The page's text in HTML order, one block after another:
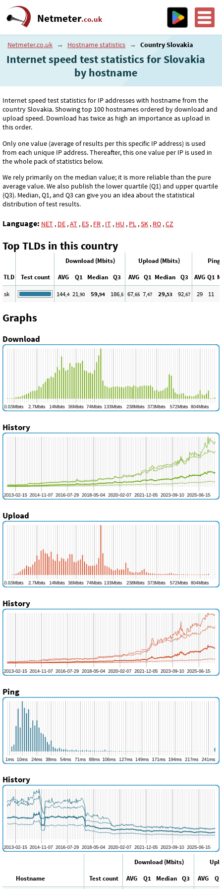
Netmeter.co.uk
Netmeter.co.uk → Hostname statistics → Country Slovakia
Internet speed test statistics for Slovakia
by hostname
Internet speed test statistics for IP addresses with hostname from the
country Slovakia. Showing top 100 hostnames ordered by download and
upload speed. Download has twice as high an importance as upload in
this order.
Only one value (average of results per this specific IP address) is used
from each unique IP address. Thereafter, this one value per IP is used in
the whole pack of statistics below.
We rely primarily on the median value; it is more reliable than the pure
average value. We also publish the lower quartile (Q1) and upper quartile
(Q3). Median, Q1, and Q3 can give you an idea about the statistical
distribution of test results.
Language: NET , DE ,AT , ES , FR , IT , HU , PL ,SK , RO ,CZ
Top TLDs in this country
Download (Mbits) Upload (Mbits)
Ping
TLD
Test count AVG Q1 Median Q3 AVG Q1 Median Q3 AVG Q1
sk
144,4 21,90 59,94 186,5 67,65 7,47 29,53 92,67 29 11
Graphs
Download
History
Upload
History
Ping
History
Download (Mbits)
Hostname
Test count AVG Q1 Median Q3 AVG
Q1